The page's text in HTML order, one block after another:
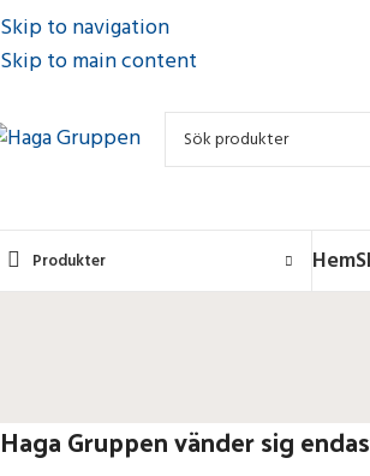
Skip to navigation
Skip to main content
Produkter Hem
Haga Gruppen vänder sig